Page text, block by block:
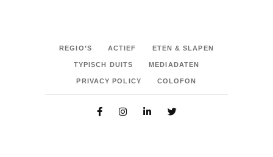
REGIO’S ACTIEF ETEN & SLAPEN
TYPISCH DUITS MEDIADATEN
PRIVACY POLICY COLOFON